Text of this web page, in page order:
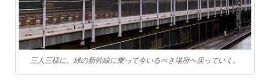
三人三様に、緑の新幹線に乗って今いるべき場所へ戻っていく。